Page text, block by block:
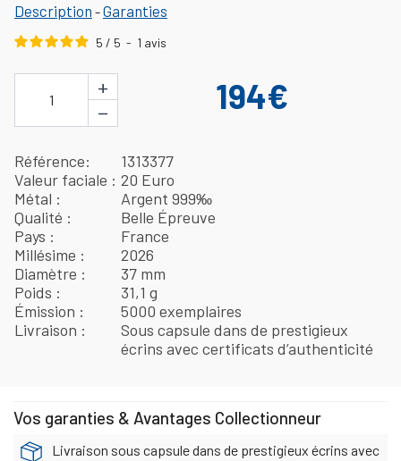
Description -Garanties
5 / 5 - 1 avis
1
+
−
194€
Référence
1313377
Valeur faciale
20 Euro
Métal
Argent 999‰
Qualité
Belle Épreuve
Pays
France
Millésime
2026
Diamètre
37 mm
Poids
31,1 g
Émission
5000 exemplaires
Livraison
Sous capsule dans de prestigieux
écrins avec certificats d’authenticité
Vos garanties & Avantages Collectionneur
Livraison sous capsule dans de prestigieux écrins avec